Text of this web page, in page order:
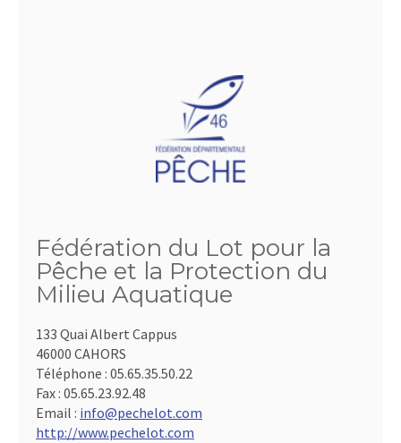
Fédération du Lot pour la
Pêche et la Protection du
Milieu Aquatique
133 Quai Albert Cappus
46000 CAHORS
Téléphone : 05.65.35.50.22
Fax : 05.65.23.92.48
Email : info@pechelot.com
http://www.pechelot.com